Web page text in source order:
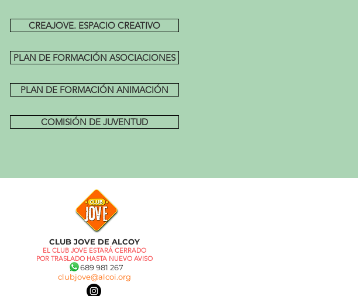
CREAJOVE. ESPACIO CREATIVO
PLAN DE FORMACIÓN ASOCIACIONES
PLAN DE FORMACIÓN ANIMACIÓN
COMISIÓN DE JUVENTUD
CLUB JOVE DE ALCOY
EL CLUB JOVE ESTARÁ CERRADO
POR TRASLADO HASTA NUEVO AVISO
689 981 267
clubjove@alcoi.org